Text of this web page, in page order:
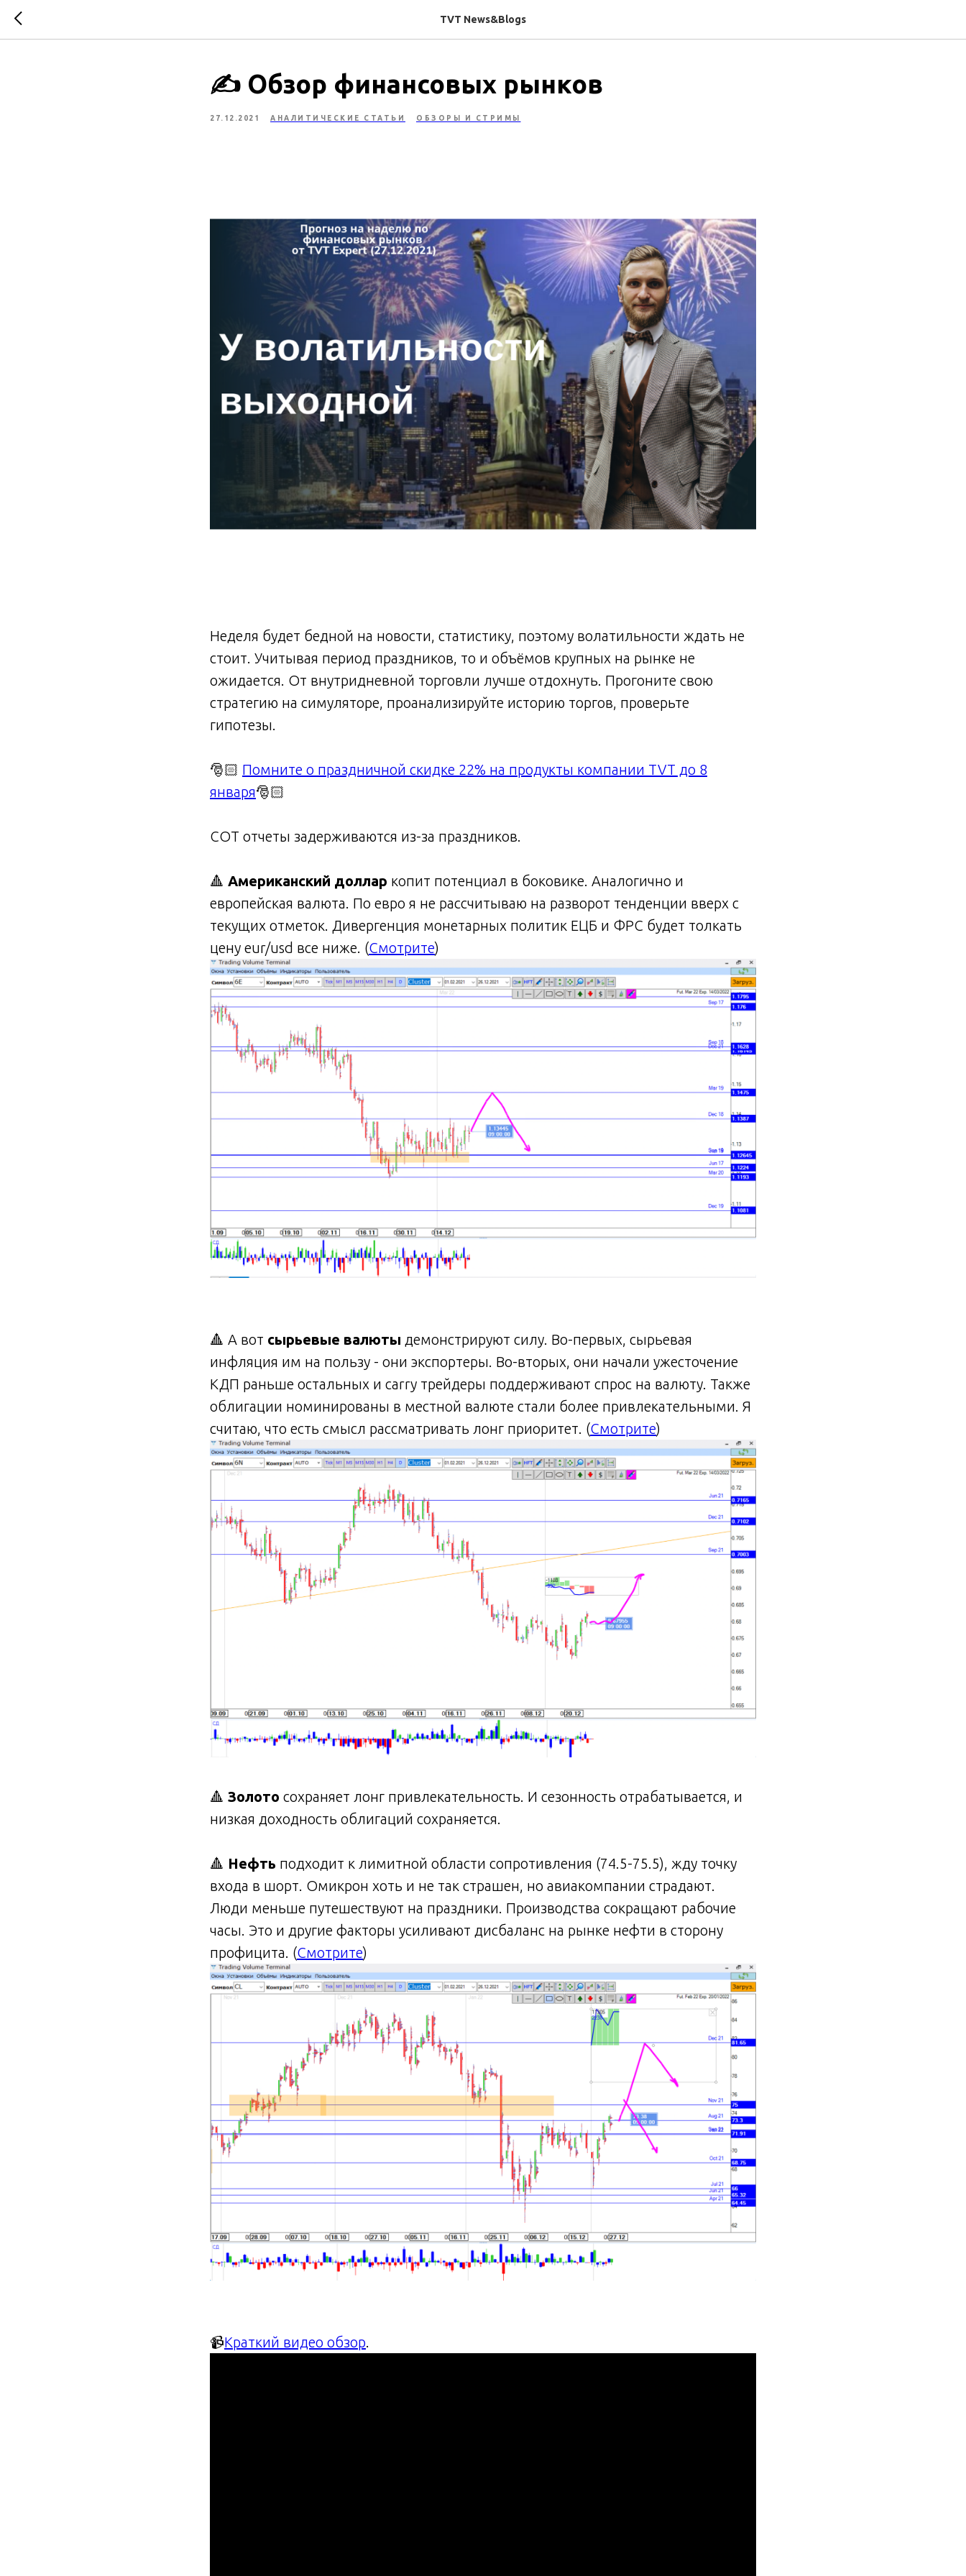
TVT News&Blogs
​​​​​​​​​​​​​​✍️ Обзор финансовых рынков
27.12.2021 АНАЛИТИЧЕСКИЕ СТАТЬИ ОБЗОРЫ И СТРИМЫ
Неделя будет бедной на новости, статистику, поэтому волатильности ждать не
стоит. Учитывая период праздников, то и объёмов крупных на рынке не
ожидается. От внутридневной торговли лучше отдохнуть. Прогоните свою
стратегию на симуляторе, проанализируйте историю торгов, проверьте
гипотезы.
🎅🏻 Помните о праздничной скидке 22% на продукты компании TVT до 8
января🎅🏻
СОТ отчеты задерживаются из-за праздников.
🔺 Американский доллар копит потенциал в боковике. Аналогично и
европейская валюта. По евро я не рассчитываю на разворот тенденции вверх с
текущих отметок. Дивергенция монетарных политик ЕЦБ и ФРС будет толкать
цену eur/usd все ниже. (Смотрите)
🔺 А вот сырьевые валюты демонстрируют силу. Во-первых, сырьевая
инфляция им на пользу - они экспортеры. Во-вторых, они начали ужесточение
КДП раньше остальных и carry трейдеры поддерживают спрос на валюту. Также
облигации номинированы в местной валюте стали более привлекательными. Я
считаю, что есть смысл рассматривать лонг приоритет. (Смотрите)
🔺 Золото сохраняет лонг привлекательность. И сезонность отрабатывается, и
низкая доходность облигаций сохраняется.
🔺 Нефть подходит к лимитной области сопротивления (74.5-75.5), жду точку
входа в шорт. Омикрон хоть и не так страшен, но авиакомпании страдают.
Люди меньше путешествуют на праздники. Производства сокращают рабочие
часы. Это и другие факторы усиливают дисбаланс на рынке нефти в сторону
профицита. (Смотрите)
📹Краткий видео обзор.